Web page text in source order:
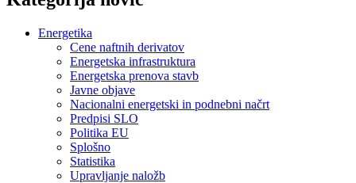
Energetika
Cene naftnih derivatov
Energetska infrastruktura
Energetska prenova stavb
Javne objave
Nacionalni energetski in podnebni načrt
Predpisi SLO
Politika EU
Splošno
Statistika
Upravljanje naložb